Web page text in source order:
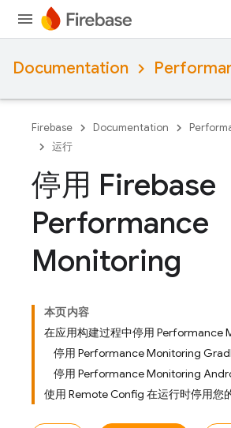
Documentation
Firebase Documentation
运行
停用 Firebase
Performance
Monitoring
本页内容
在应用构建过程中停用 Performance
停用 Performance Monitoring
停用 Performance Monitoring
使用 Remote Config 在运行时停用您